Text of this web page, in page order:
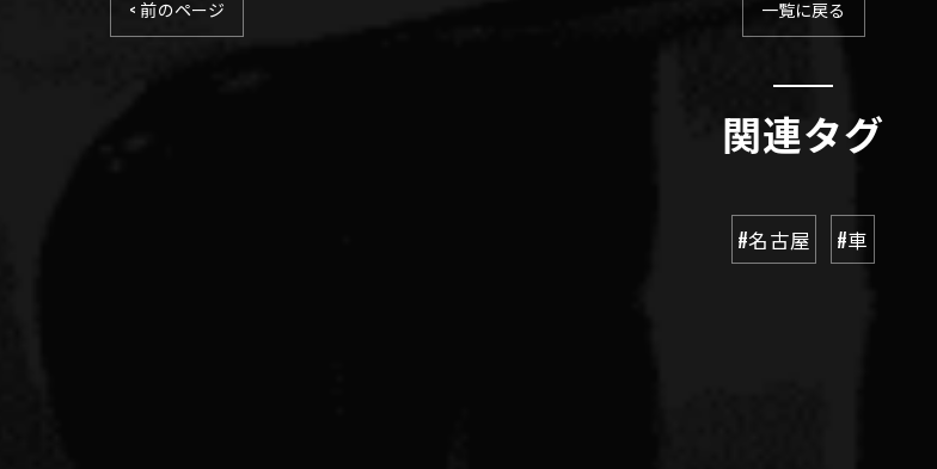
< 前のページ 一覧に戻る
関連タグ
#名古屋 #車